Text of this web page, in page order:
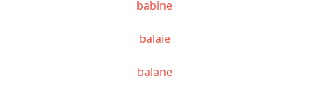
babine
balaie
balane